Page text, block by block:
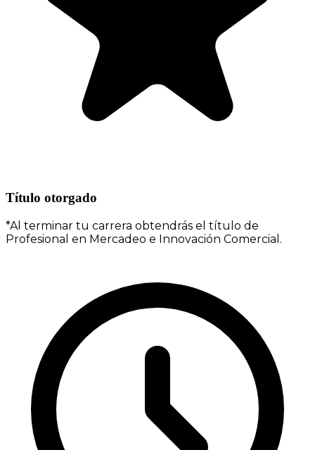
Título otorgado
*Al terminar tu carrera obtendrás el título de
Profesional en Mercadeo e Innovación Comercial.